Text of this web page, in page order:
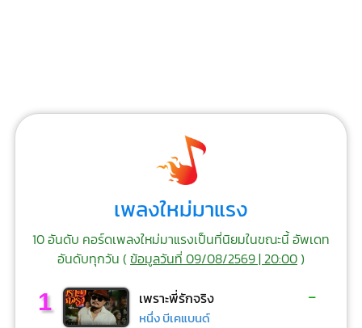
เพลงใหม่มาแรง
10 อันดับ คอร์ดเพลงใหม่มาแรงเป็นที่นิยมในขณะนี้ อัพเดท
อันดับทุกวัน (ข้อมูลวันที่ 09/08/2569 | 20:00)
1 เพราะพี่รักจริง
หนึ่ง บีเคแบนด์
-